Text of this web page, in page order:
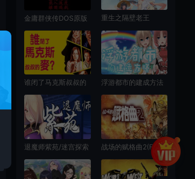
金庸群侠传DOS原版
中国武侠RPG游戏
重生之隔壁老王
of Mr Wang)剧情向
互动解谜SLG游戏|下
载
谁闭了马克斯叔叔的
Mute on Uncle
Marcus?)剧本杀真人
影像游戏|下载
浮游都市的建成方法
Flying City)复古模拟
RPG游戏|下载
退魔师紫苑/迷宫探索
Slayer Shion 下载
战场的赋格曲2(Fuga
Melodies of Steel 2)
冒险策略RPG游戏|下
载